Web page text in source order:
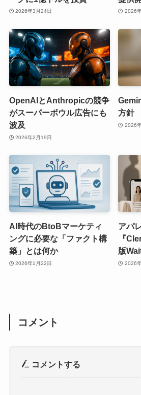
2026年3月24日 2026
OpenAIとAnthropicの競争
がスーパーボウル広告にも
波及
2026年2月19日
方針
2026
AI時代のBtoBマーケティ
ングに必要な「ファクト構
築」とは何か
2026年1月22日
アパ
『
版
2026
コメント
コメントする